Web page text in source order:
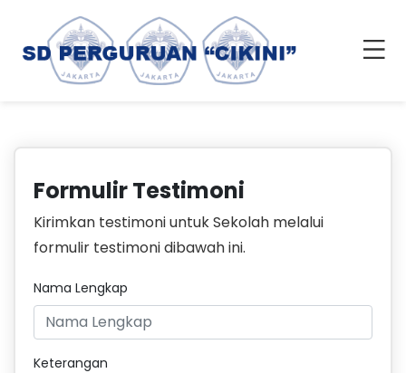
Formulir Testimoni
Kirimkan testimoni untuk Sekolah melalui
formulir testimoni dibawah ini.
Nama Lengkap
Keterangan